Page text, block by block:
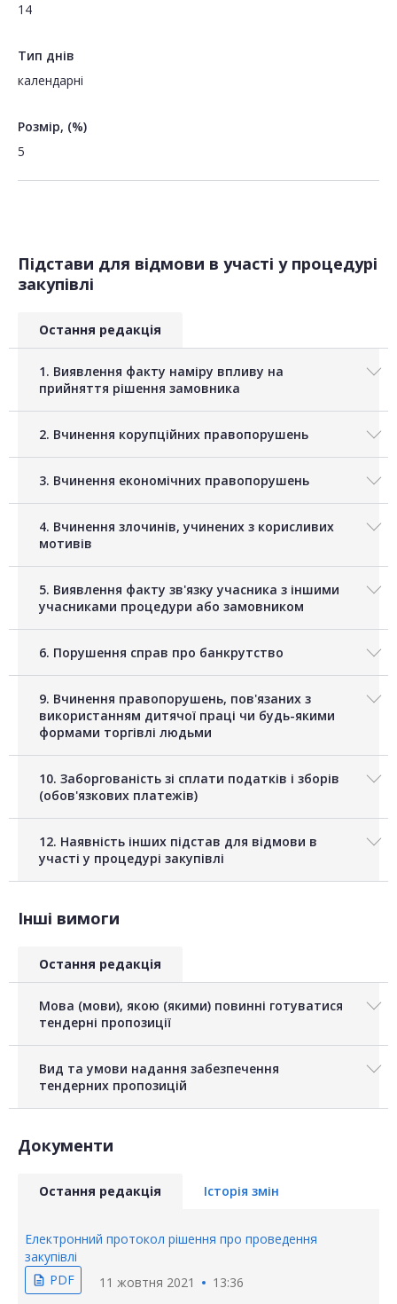
14
Тип днів
календарні
Розмір, (%)
5
Підстави для відмови в участі у процедурі
закупівлі
Остання редакція
1. Виявлення факту наміру впливу на
прийняття рішення замовника
2. Вчинення корупційних правопорушень
3. Вчинення економічних правопорушень
4. Вчинення злочинів, учинених з корисливих
мотивів
5. Виявлення факту зв'язку учасника з іншими
учасниками процедури або замовником
6. Порушення справ про банкрутство
9. Вчинення правопорушень, пов'язаних з
використанням дитячої праці чи будь-якими
формами торгівлі людьми
10. Заборгованість зі сплати податків і зборів
(обов'язкових платежів)
12. Наявність інших підстав для відмови в
участі у процедурі закупівлі
Інші вимоги
Остання редакція
Мова (мови), якою (якими) повинні готуватися
тендерні пропозиції
Вид та умови надання забезпечення
тендерних пропозицій
Документи
Остання редакція Історія змін
Електронний протокол рішення про проведення
закупівлі
description PDF 11 жовтня 2021 13:36